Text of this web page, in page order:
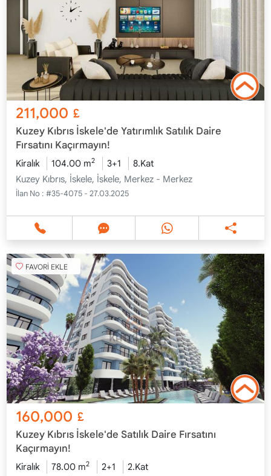
211,000 £
Kuzey Kıbrıs İskele'de Yatırımlık Satılık Daire
Fırsatını Kaçırmayın!
Kiralık 104.00 m2 3+1
8.Kat
Kuzey Kıbrıs, İskele, İskele, Merkez - Merkez
İlan No : #35-4075 - 27.03.2025
FAVORİ EKLE
160,000 £
Kuzey Kıbrıs İskele'de Satılık Daire Fırsatını
Kaçırmayın!
Kiralık 78.00 m2 2+1
2.Kat